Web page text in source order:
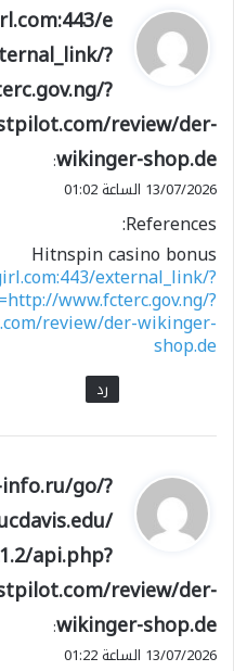
ي
ق
و
ل
e
?
?
review/der-
wikinger-shop.de
:
13/07/2026 الساعة 01:02
References:
Hitnspin casino bonus
external_link/?
www.fcterc.gov.ng/?
review/der-wikinger-
shop.de
رد
ي
ق
و
ل
go/?
api.php?
review/der-
wikinger-shop.de
:
13/07/2026 الساعة 01:22